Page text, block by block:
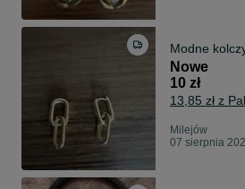
Modne
Nowe
10 zł
13,85 zł z
Milejów
07 sierpnia